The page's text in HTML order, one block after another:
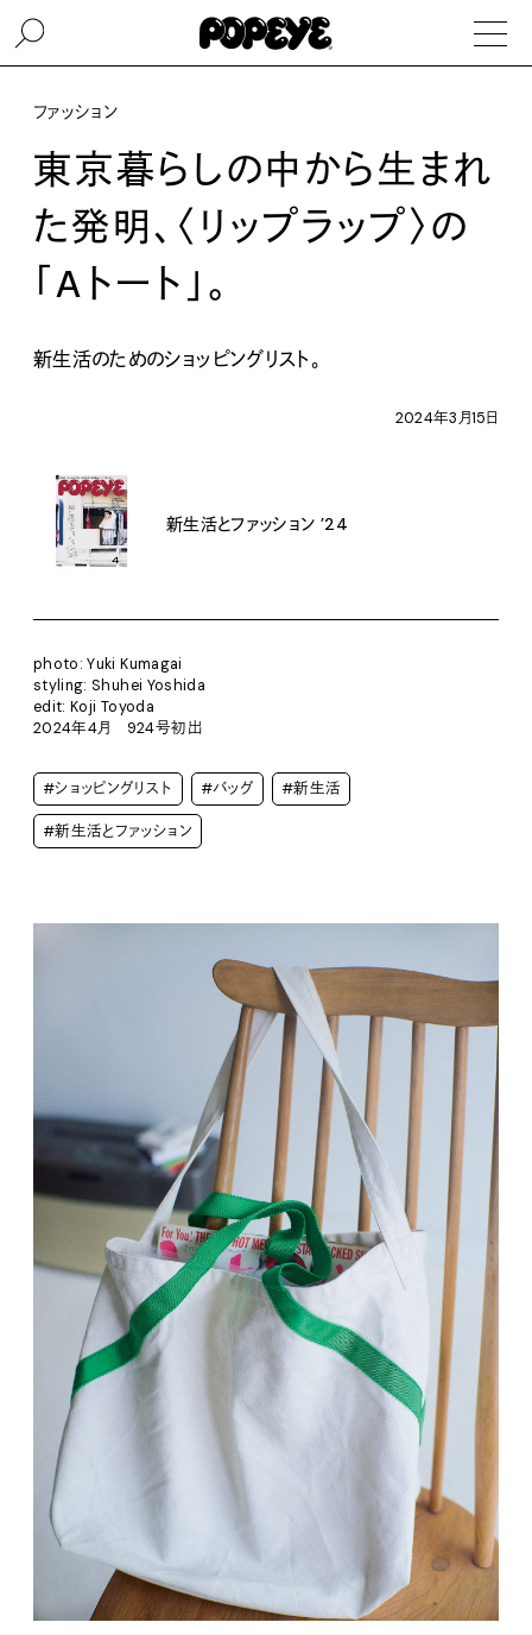
ファッション
東京暮らしの中から生まれ
た発明、〈リップラップ〉の
「Aトート」。
新生活のためのショッピングリスト。
2024年3月15日
新生活とファッション ’24
photo: Yuki Kumagai
styling: Shuhei Yoshida
edit: Koji Toyoda
2024年4月 924号初出
#ショッピングリスト #バッグ #新生活
#新生活とファッション